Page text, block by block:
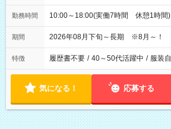
勤務時間 10:00～18:00(実働7時間 休憩1時間)
期間 2026年08月下旬～長期 ※8月～！
特徴 履歴書不要 / 40～50代活躍中 / 服装
気になる！ 応募する